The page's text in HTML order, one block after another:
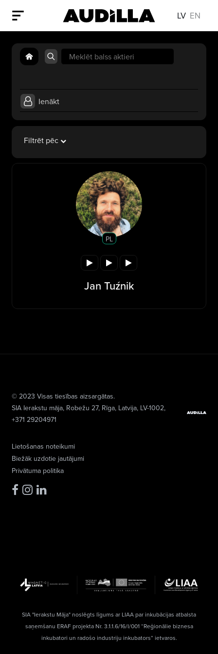
LV EN
Search
for:
Ienākt
Filtrēt pēc
PL
Jan Tuźnik
Lietošanas noteikumi
Biežāk uzdotie jautājumi
Privātuma politika
© 2023 Visas tiesības aizsargātas.
SIA Ierakstu māja, Robežu 27, Rīga, Latvija, LV-1002,
+371 29204971
SIA "Ierakstu Māja" noslēgts līgums ar LIAA par inkubācijas atbalsta
saņemšanu ERAF projekta Nr. 3.1.1.6/16/I/001 “Reģionālie biznesa
inkubatori un radošo industriju inkubators” ietvaros.